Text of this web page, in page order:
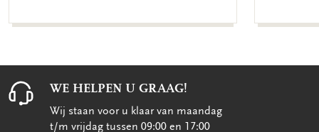
WE HELPEN U GRAAG!
Wij staan voor u klaar van maandag
t/m vrijdag tussen 09:00 en 17:00